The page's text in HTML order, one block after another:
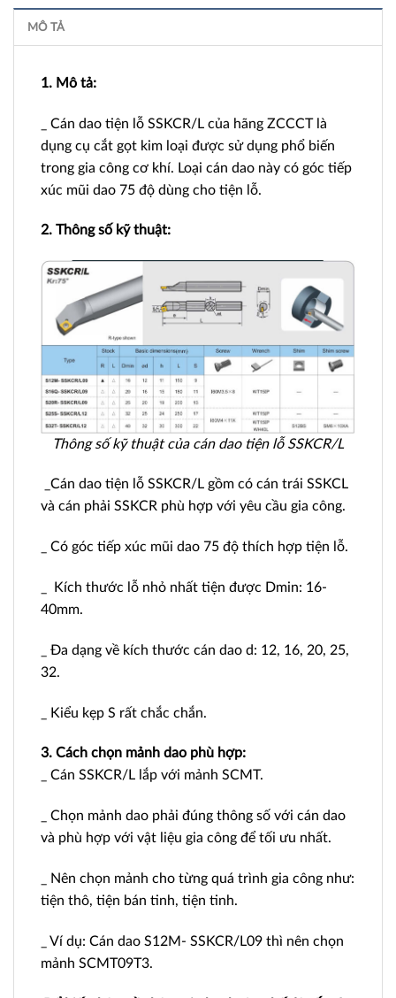
MÔ TẢ
1. Mô tả:
_ Cán dao tiện lỗ SSKCR/L của hãng ZCCCT là
dụng cụ cắt gọt kim loại được sử dụng phổ biến
trong gia công cơ khí. Loại cán dao này có góc tiếp
xúc mũi dao 75 độ dùng cho tiện lỗ.
2. Thông số kỹ thuật:
Thông số kỹ thuật của cán dao tiện lỗ SSKCR/L
_Cán dao tiện lỗ SSKCR/L gồm có cán trái SSKCL
và cán phải SSKCR phù hợp với yêu cầu gia công.
_ Có góc tiếp xúc mũi dao 75 độ thích hợp tiện lỗ.
_ Kích thước lỗ nhỏ nhất tiện được Dmin: 16-
40mm.
_ Đa dạng về kích thước cán dao d: 12, 16, 20, 25,
32.
_ Kiểu kẹp S rất chắc chắn.
3. Cách chọn mảnh dao phù hợp:
_ Cán SSKCR/L lắp với mảnh SCMT.
_ Chọn mảnh dao phải đúng thông số với cán dao
và phù hợp với vật liệu gia công để tối ưu nhất.
_ Nên chọn mảnh cho từng quá trình gia công như:
tiện thô, tiện bán tinh, tiện tinh.
_ Ví dụ: Cán dao S12M- SSKCR/L09 thì nên chọn
mảnh SCMT09T3.